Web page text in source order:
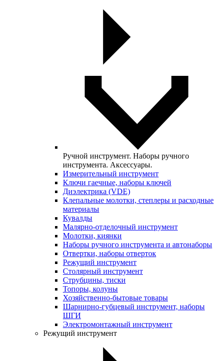
Ручной инструмент. Наборы ручного
инструмента. Аксессуары.
Измерительный инструмент
Ключи гаечные, наборы ключей
Диэлектрика (VDE)
Клепальные молотки, степлеры и расходные
материалы
Кувалды
Малярно-отделочный инструмент
Молотки, киянки
Наборы ручного инструмента и автонаборы
Отвертки, наборы отверток
Режущий инструмент
Столярный инструмент
Струбцины, тиски
Топоры, колуны
Хозяйственно-бытовые товары
Шарнирно-губцевый инструмент, наборы
ШГИ
Электромонтажный инструмент
Режущий инструмент